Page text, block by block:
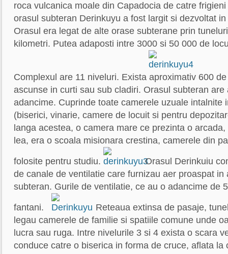
roca vulcanica moale din Capadocia de catre
orasul subteran Derinkuyu a fost largit si dezvoltat
Orasul era legat de alte orase subterane prin
kilometri. Putea adaposti intre 3000 si 50 000 de
Complexul are 11 niveluri. Exista aproximativ 600
ascunse in curti sau sub cladiri. Orasul subteran are
adancime. Cuprinde toate camerele uzuale intalnite
(biserici, vinarie, camere de locuit si pentru
langa acestea, o camera mare ce prezinta o
lea, era o scoala misionara crestina, camerele din
folosite pentru studiu.
Orasul Derinkuiu
de canale de ventilatie care furnizau aer proaspat in
subteran. Gurile de ventilatie, ce au o adancime de
fantani.
Reteaua extinsa de pasaje,
legau camerele de familie si spatiile comune unde
lucra sau ruga. Intre nivelurile 3 si 4 exista o scara
conduce catre o biserica in forma de cruce, aflata la